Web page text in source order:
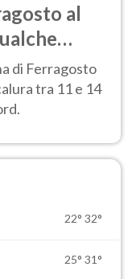
al
di Ferragosto
tra 11 e 14
22° 32°
25° 31°